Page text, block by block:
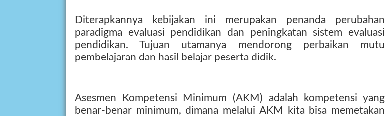
Diterapkannya kebijakan ini merupakan penanda perubahan
paradigma evaluasi pendidikan dan peningkatan sistem evaluasi
pendidikan. Tujuan utamanya mendorong perbaikan mutu
pembelajaran dan hasil belajar peserta didik.
Asesmen Kompetensi Minimum (AKM) adalah kompetensi yang
benar-benar minimum, dimana melalui AKM kita bisa memetakan